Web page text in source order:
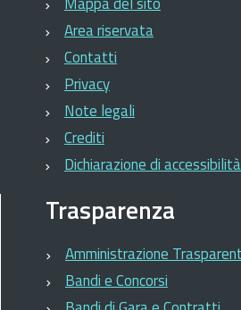
Area riservata
Contatti
Privacy
Note legali
Crediti
Dichiarazione di accessibilità
Trasparenza
Amministrazione
Bandi e Concorsi